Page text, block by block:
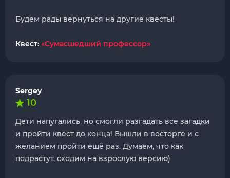
Будем рады вернуться на другие квесты!
Квест: «Сумасшедший профессор»
Sergey
10
Дети напугались, но смогли разгадать все загадки
и пройти квест до конца! Вышли в восторге и с
желанием пройти ещё раз. Думаем, что как
подрастут, сходим на взрослую версию)